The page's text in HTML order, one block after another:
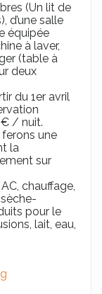
(Un lit de
d’une salle
équipée
à laver,
(table à
deux
du 1er avril
€ / nuit.
ferons une
la
sur
chauffage,
pour le
lait, eau,